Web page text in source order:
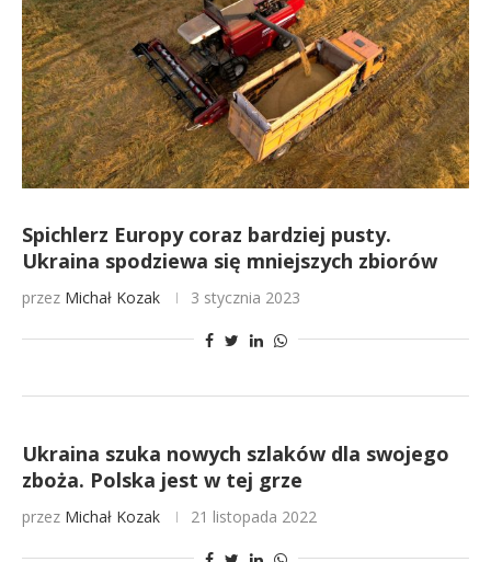
Spichlerz Europy coraz bardziej pusty.
Ukraina spodziewa się mniejszych zbiorów
przez Michał Kozak 3 stycznia 2023
Ukraina szuka nowych szlaków dla swojego
zboża. Polska jest w tej grze
przez Michał Kozak 21 listopada 2022